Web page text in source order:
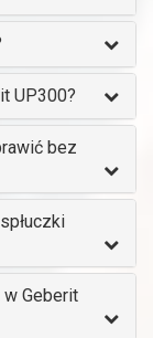
UP300?
bez
Geberit